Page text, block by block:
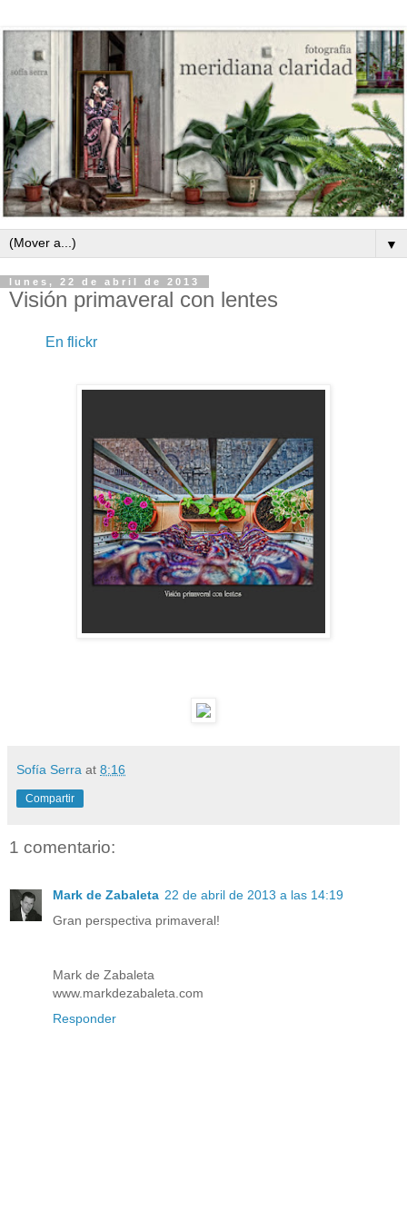
▼
lunes, 22 de abril de 2013
Visión primaveral con lentes
En flickr
Sofía Serra at 8:16
Compartir
1 comentario:
Mark de Zabaleta 22 de abril de 2013 a las 14:19
Gran perspectiva primaveral!
Mark de Zabaleta
www.markdezabaleta.com
Responder